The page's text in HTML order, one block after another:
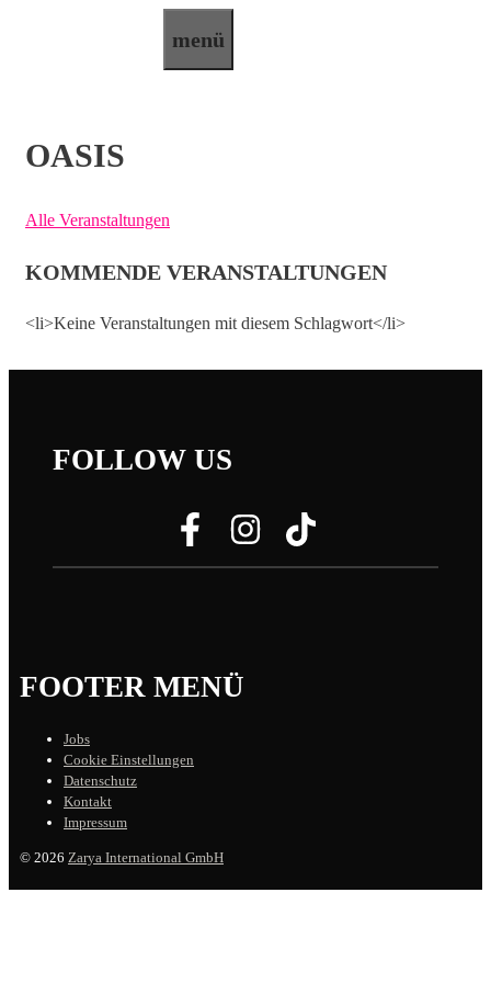
menü
OASIS
Alle Veranstaltungen
KOMMENDE VERANSTALTUNGEN
<li>Keine Veranstaltungen mit diesem Schlagwort</li>
FOLLOW US
FOOTER MENÜ
Jobs
Cookie Einstellungen
Datenschutz
Kontakt
Impressum
© 2026 Zarya International GmbH